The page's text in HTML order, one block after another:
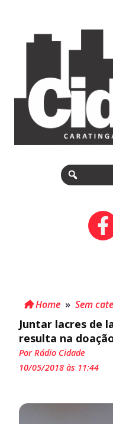
Home » Sem
Juntar lacres de
resulta na
Por Rádio Cidade
10/05/2018 às 11:44